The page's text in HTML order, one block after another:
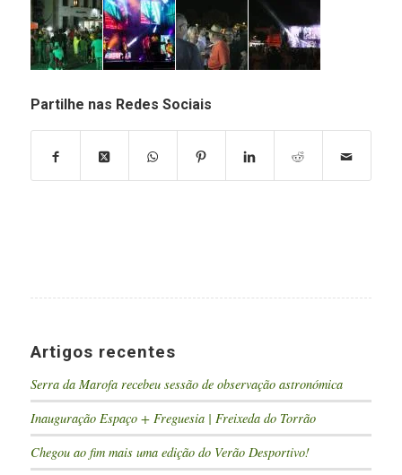
Partilhe nas Redes Sociais
Artigos recentes
Serra da Marofa recebeu sessão de observação astronómica
Inauguração Espaço + Freguesia | Freixeda do Torrão
Chegou ao fim mais uma edição do Verão Desportivo!